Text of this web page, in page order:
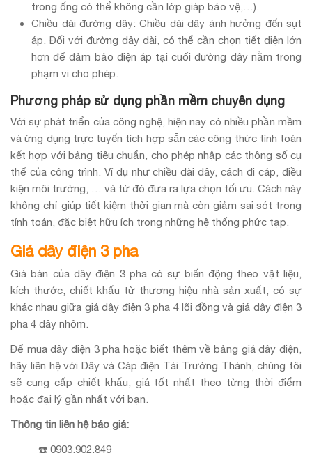
trong ống có thể không cần lớp giáp bảo vệ,…).
Chiều dài đường dây: Chiều dài dây ảnh hưởng đến sụt
áp. Đối với đường dây dài, có thể cần chọn tiết diện lớn
hơn để đảm bảo điện áp tại cuối đường dây nằm trong
phạm vi cho phép.
Phương pháp sử dụng phần mềm chuyên dụng
Với sự phát triển của công nghệ, hiện nay có nhiều phần mềm
và ứng dụng trực tuyến tích hợp sẵn các công thức tính toán
kết hợp với bảng tiêu chuẩn, cho phép nhập các thông số cụ
thể của công trình. Ví dụ như chiều dài dây, cách đi cáp, điều
kiện môi trường, … và từ đó đưa ra lựa chọn tối ưu. Cách này
không chỉ giúp tiết kiệm thời gian mà còn giảm sai sót trong
tính toán, đặc biệt hữu ích trong những hệ thống phức tạp.
Giá dây điện 3 pha
Giá bán của dây điện 3 pha có sự biến động theo vật liệu,
kích thước, chiết khấu từ thương hiệu nhà sản xuất, có sự
khác nhau giữa giá dây điện 3 pha 4 lõi đồng và giá dây điện 3
pha 4 dây nhôm.
Để mua dây điện 3 pha hoặc biết thêm về bảng giá dây điện,
hãy liên hệ với Dây và Cáp điện Tài Trường Thành, chúng tôi
sẽ cung cấp chiết khấu, giá tốt nhất theo từng thời điểm
hoặc đại lý gần nhất với bạn.
Thông tin liên hệ báo giá:
☎️ 0903.902.849